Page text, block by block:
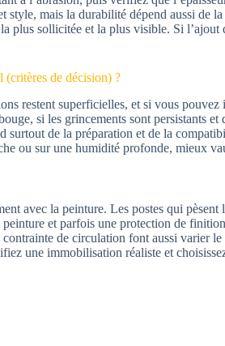
mais la durabilité dépend aussi de
plus sollicitée et la plus visible. Si
(critères de décision) ?
restent superficielles, et si vous
si les grincements sont persistants
surtout de la préparation et de la
ou sur une humidité profonde, mieux
avec la peinture. Les postes qui
et parfois une protection de
de circulation font aussi
une immobilisation réaliste et